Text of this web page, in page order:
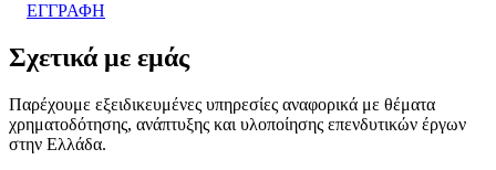
ΕΓΓΡΑΦΗ
Σχετικά με εμάς
Παρέχουμε εξειδικευμένες υπηρεσίες αναφορικά με θέματα
χρηματοδότησης, ανάπτυξης και υλοποίησης επενδυτικών έργων
στην Ελλάδα.